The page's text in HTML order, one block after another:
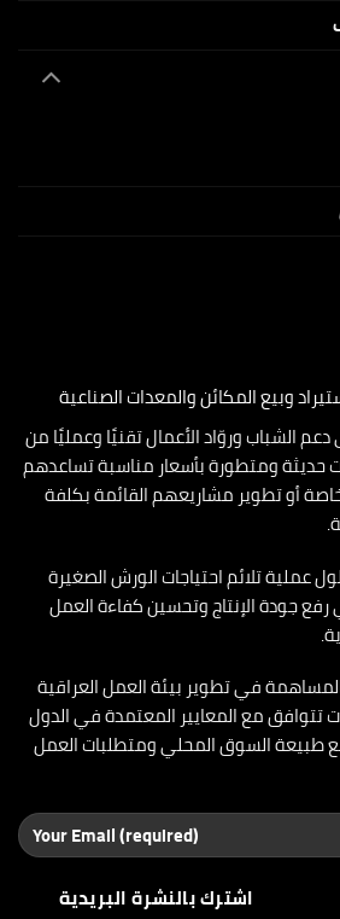
وبيع المكائن والمعدات الصناعية
الشباب وروّاد الأعمال تقنيًا وعمليًا من
حديثة ومتطورة بأسعار مناسبة تساعدهم
أو تطوير مشاريعهم القائمة بكلفة
عملية تلائم احتياجات الورش الصغيرة
جودة الإنتاج وتحسين كفاءة العمل
في تطوير بيئة العمل العراقية
تتوافق مع المعايير المعتمدة في الدول
طبيعة السوق المحلي ومتطلبات العمل